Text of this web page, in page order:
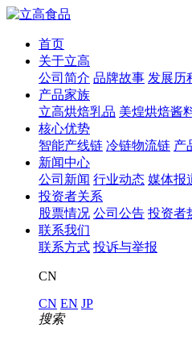
首页
关于立高
公司简介 品牌故事 发展历
产品家族
立高烘焙乳品 美煌烘焙酱
核心优势
智能产线链 冷链物流链 产
新闻中心
公司新闻 行业动态 媒体报
投资者关系
股票情况 公司公告 投资者
联系我们
联系方式 投诉与举报
CN
CN EN JP
搜索